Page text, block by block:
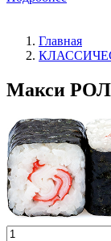
Главная
Макси